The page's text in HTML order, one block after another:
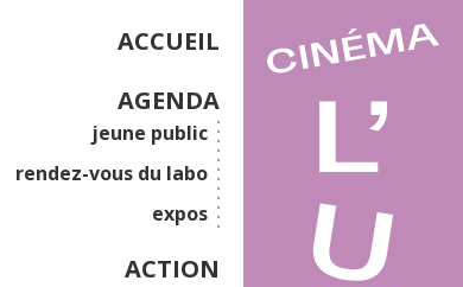
ACCUEIL
AGENDA
jeune public
rendez-vous du labo
expos
ACTION